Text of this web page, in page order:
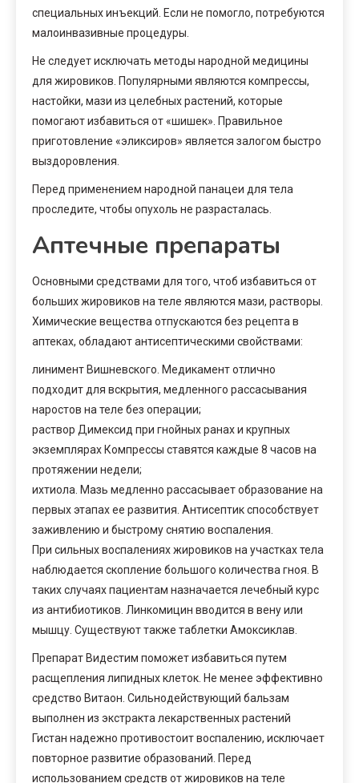
специальных инъекций. Если не помогло, потребуются
малоинвазивные процедуры.
Не следует исключать методы народной медицины
для жировиков. Популярными являются компрессы,
настойки, мази из целебных растений, которые
помогают избавиться от «шишек». Правильное
приготовление «эликсиров» является залогом быстро
выздоровления.
Перед применением народной панацеи для тела
проследите, чтобы опухоль не разрасталась.
Аптечные препараты
Основными средствами для того, чтоб избавиться от
больших жировиков на теле являются мази, растворы.
Химические вещества отпускаются без рецепта в
аптеках, обладают антисептическими свойствами:
линимент Вишневского. Медикамент отлично
подходит для вскрытия, медленного рассасывания
наростов на теле без операции;
раствор Димексид при гнойных ранах и крупных
экземплярах Компрессы ставятся каждые 8 часов на
протяжении недели;
ихтиола. Мазь медленно рассасывает образование на
первых этапах ее развития. Антисептик способствует
заживлению и быстрому снятию воспаления.
При сильных воспалениях жировиков на участках тела
наблюдается скопление большого количества гноя. В
таких случаях пациентам назначается лечебный курс
из антибиотиков. Линкомицин вводится в вену или
мышцу. Существуют также таблетки Амоксиклав.
Препарат Видестим поможет избавиться путем
расщепления липидных клеток. Не менее эффективно
средство Витаон. Сильнодействующий бальзам
выполнен из экстракта лекарственных растений
Гистан надежно противостоит воспалению, исключает
повторное развитие образований. Перед
использованием средств от жировиков на теле